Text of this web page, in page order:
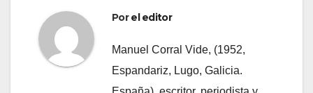
entradas
Porel editor
Manuel Corral Vide, (1952,
Espandariz, Lugo, Galicia.